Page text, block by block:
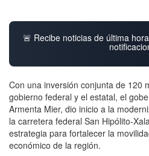
🚨 Recibe noticias de última
Con una inversión conjunta de 120
gobierno federal y el estatal, el
Armenta Mier, dio inicio a la
la carretera federal San Hipólito-
estrategia para fortalecer la
económico de la región.